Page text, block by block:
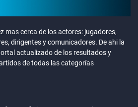
mas cerca de los actores: jugadores,
dirigentes y comunicadores. De ahi la
actualizado de los resultados y
de todas las categorías